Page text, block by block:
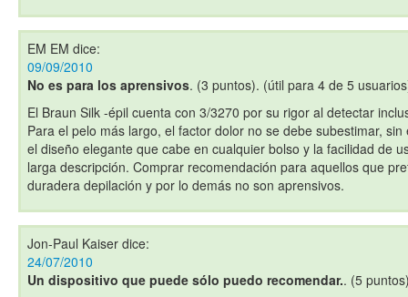
EM EM dice:
09/09/2010
No es para los aprensivos. (3 puntos). (útil para 4 de 5
El Braun Silk -épil cuenta con 3/3270 por su rigor al detectar
Para el pelo más largo, el factor dolor no se debe subestimar,
el diseño elegante que cabe en cualquier bolso y la facilidad de
larga descripción. Comprar recomendación para aquellos que
duradera depilación y por lo demás no son aprensivos.
Jon-Paul Kaiser dice:
24/07/2010
Un dispositivo que puede sólo puedo recomendar.. (5